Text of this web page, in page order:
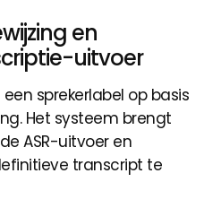
en
uitvoer
sprekerlabel op basis
Het systeem brengt
ASR-uitvoer en
transcript te